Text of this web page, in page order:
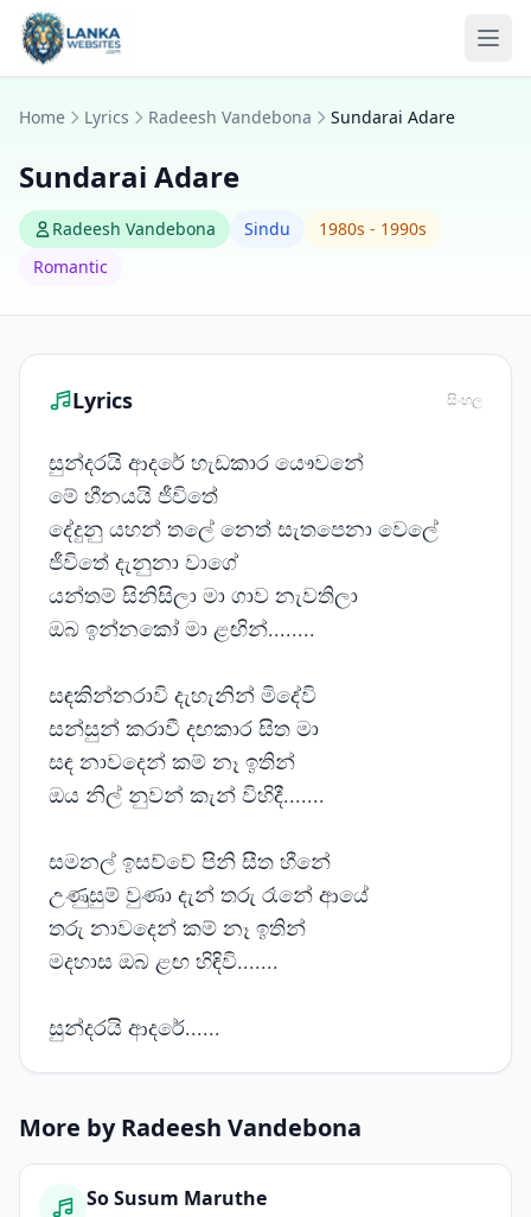
Skip to content
Home Lyrics Radeesh Vandebona Sundarai Adare
Sundarai Adare
Radeesh Vandebona Sindu
1980s - 1990s
Romantic
Lyrics සිංහල
සුන්දරයි ආදරේ හැඩකාර යෞවනේ
මේ හීනයයි ජීවිතේ
දේදුනු යහන් තලේ නෙත් සැතපෙනා වෙලේ
ජීවිතේ දැනුනා වාගේ
යන්තම් සිනිසිලා මා ගාව නැවතිලා
ඔබ ඉන්නකෝ මා ළඟින්........
සඳකින්නරාවි දැහැනින් මිදේවි
සන්සුන් කරාවී දඟකාර සිත මා
සඳ නාවදෙන් කම් නෑ ඉතින්
ඔය නිල් නුවන් කැන් විහිදී.......
සමනල් ඉසව්වේ පිනි සීත හීනේ
උණුසුම් වුණා දැන් තරු රෑනේ ආයේ
තරු නාවදෙන් කම් නෑ ඉතින්
මදහාස ඔබ ළඟ හිඳිවි.......
සුන්දරයි ආදරේ......
More by Radeesh Vandebona
So Susum Maruthe